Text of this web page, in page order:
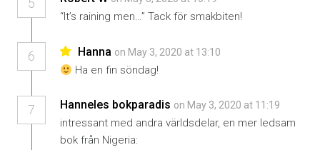
5
“It’s raining men…” Tack för smakbiten!
6 Hanna on May 3, 2020 at 13:10
Ha en fin söndag!
7 Hanneles bokparadis on May 3, 2020 at 11:19
intressant med andra världsdelar, en mer ledsam
bok från Nigeria: